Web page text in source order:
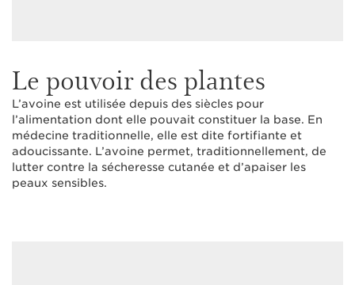
Le pouvoir des plantes
L’avoine est utilisée depuis des siècles pour
l’alimentation dont elle pouvait constituer la base. En
médecine traditionnelle, elle est dite fortifiante et
adoucissante. L’avoine permet, traditionnellement, de
lutter contre la sécheresse cutanée et d’apaiser les
peaux sensibles.